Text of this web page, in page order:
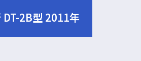
2B型 2011年